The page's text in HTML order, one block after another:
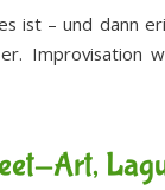
ist – und dann
Improvisation
Art,